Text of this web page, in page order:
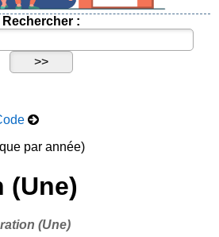
Rechercher :
par année)
(Une)
(Une)